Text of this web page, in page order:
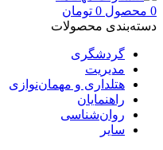
0 محصول 0 تومان
دسته‌بندی محصولات
گردشگری
مدیریت
هتلداری و مهمان‌نوازی
راهنمایان
روان‌شناسی
سایر